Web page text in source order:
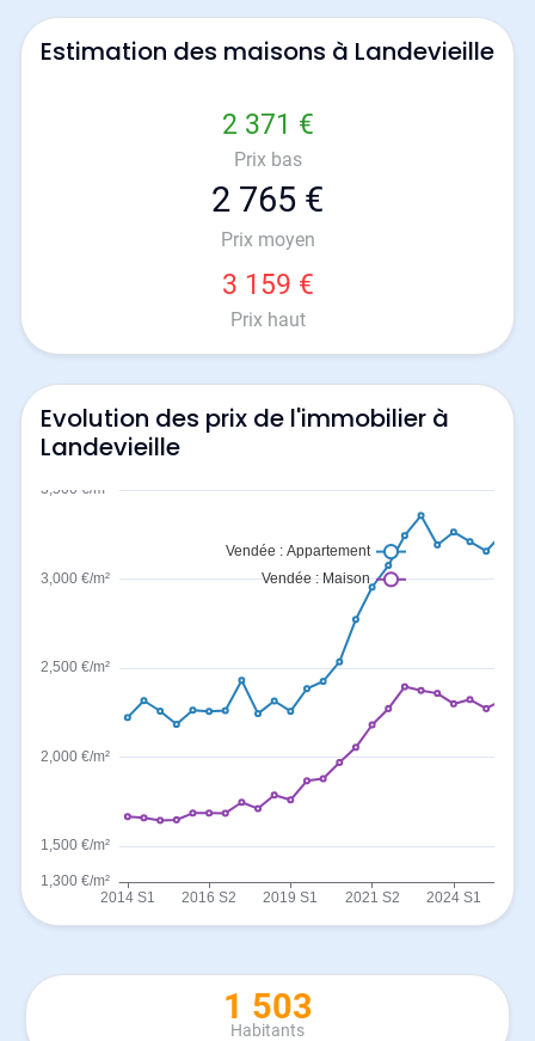
Estimation des maisons à Landevieille
2 371 €
Prix bas
2 765 €
Prix moyen
3 159 €
Prix haut
Evolution des prix de l'immobilier à
Landevieille
1 503
Habitants